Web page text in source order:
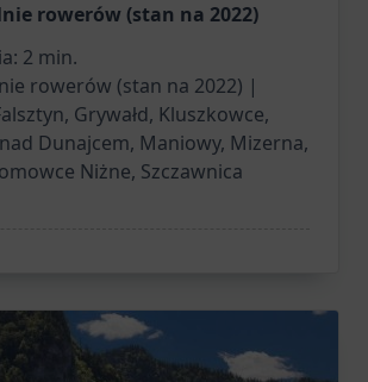
rowerów (stan na 2022)
2 min.
rowerów (stan na 2022) |
Grywałd, Kluszkowce,
Dunajcem, Maniowy, Mizerna,
Niżne, Szczawnica